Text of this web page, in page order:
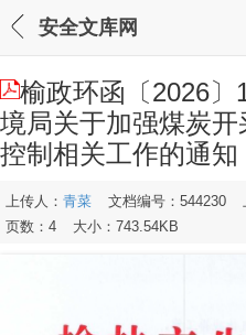
安全文库网
榆政环函〔2026
境局关于加强煤炭
控制相关工作的通知
上传人： 青菜 文档编号：544230
页数：4
大小：743.54KB